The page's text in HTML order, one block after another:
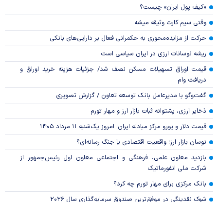
«کیف پول ایران» چیست؟
وقتی سیم کارت وثیقه میشه
حرکت از مزایده‌محوری به حکمرانی فعال بر دارایی‌های بانکی
ریشه نوسانات ارزی در ایران سیاسی است
قیمت اوراق تسهیلات مسکن نصف شد/ جزئیات هزینه خرید اوراق و
دریافت وام
گفت‌وگو با مدیرعامل بانک توسعه تعاون / گزارش تصویری
ذخایر ارزی، پشتوانه ثبات بازار ارز و مهار تورم
قیمت دلار و یورو مرکز مبادله ایران؛ امروز یک‌شنبه ۱۱ مرداد ۱۴۰۵
نوسان بازار ارز؛ واقعیت اقتصادی یا جنگ رسانه‌ای؟
بازدید معاون علمی، فرهنگی و اجتماعی معاون اول رئیس‌جمهور از
شرکت ملی انفورماتیک
بانک مرکزی برای مهار تورم چه کرد؟
شوک نقدینگی در موفق‌ترین صندوق سرمایه‌گذاری سال ۲۰۲۶